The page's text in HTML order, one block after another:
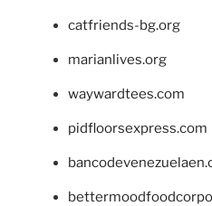
catfriends-bg.org
marianlives.org
waywardtees.com
pidfloorsexpress.com